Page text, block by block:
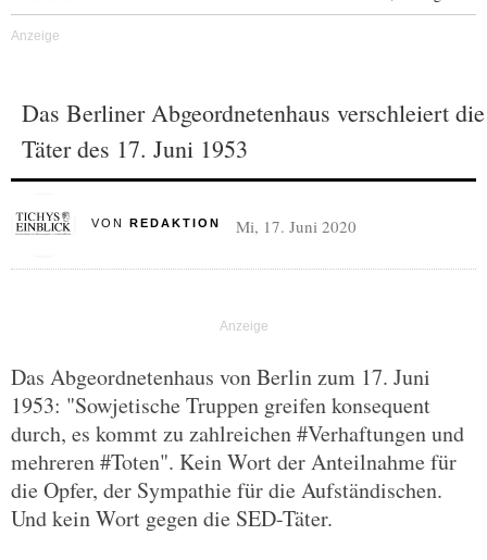
Das Berliner Abgeordnetenhaus verschleiert die
Täter des 17. Juni 1953
VON REDAKTION Mi, 17. Juni 2020
Das Abgeordnetenhaus von Berlin zum 17. Juni
1953: "Sowjetische Truppen greifen konsequent
durch, es kommt zu zahlreichen #Verhaftungen und
mehreren #Toten". Kein Wort der Anteilnahme für
die Opfer, der Sympathie für die Aufständischen.
Und kein Wort gegen die SED-Täter.